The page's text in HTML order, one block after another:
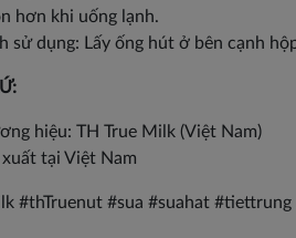
hơn khi uống lạnh.
sử dụng: Lấy ống hút ở bên cạnh
hiệu: TH True Milk (Việt Nam)
xuất tại Việt Nam
#thTruenut #sua #suahat